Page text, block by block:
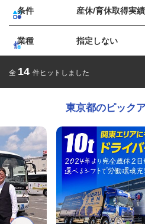
条件 産休/育休取得実
業種 指定しない
全 14 件ヒットしました
東京都のピック